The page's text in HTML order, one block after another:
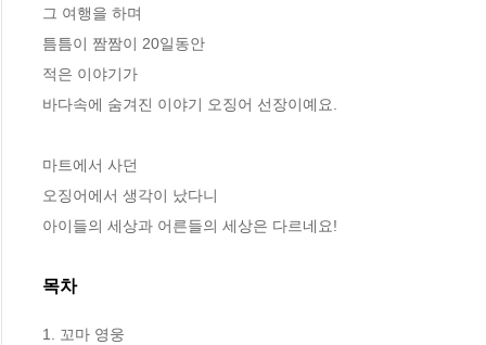
그 여행을 하며
틈틈이 짬짬이 20일동안
적은 이야기가
바다속에 숨겨진 이야기 오징어 선장이예요.
마트에서 사던
오징어에서 생각이 났다니
아이들의 세상과 어른들의 세상은 다르네요!
목차
1. 꼬마 영웅